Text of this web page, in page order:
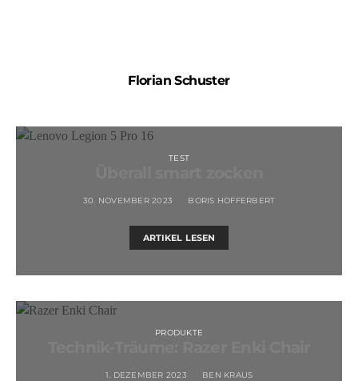
Florian Schuster
TEST
30. NOVEMBER 2023 BORIS HOFFERBERT
ARTIKEL LESEN
PRODUKTE
1. DEZEMBER 2023 BEN KRAUS